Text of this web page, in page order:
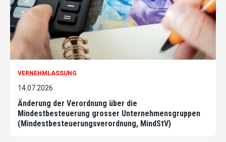
VERNEHMLASSUNG
14.07.2026
Änderung der Verordnung über die
Mindestbesteuerung grosser Unternehmensgruppen
(Mindestbesteuerungsverordnung, MindStV)